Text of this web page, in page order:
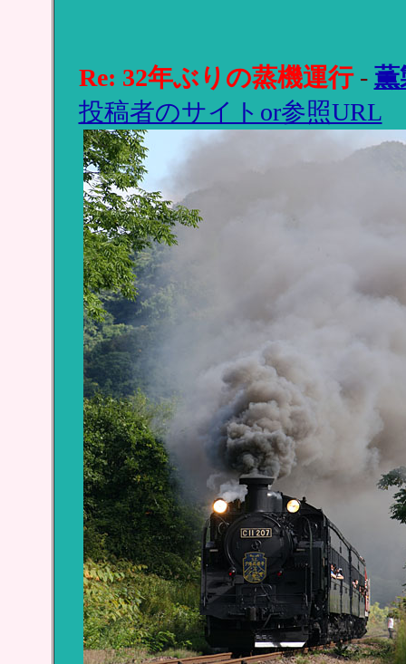
Re: 32年ぶりの蒸機運行- 薫
投稿者のサイトor参照URL